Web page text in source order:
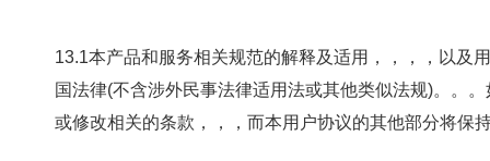
13.1本产品和服务相关规范的解释及适用，，，
国法律(不含涉外民事法律适用法或其他类似法规)。。
或修改相关的条款，，，而本用户协议的其他部分将保持对用